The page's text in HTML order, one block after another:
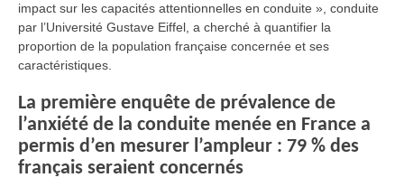
impact sur les capacités attentionnelles en conduite », conduite
par l’Université Gustave Eiffel, a cherché à quantifier la
proportion de la population française concernée et ses
caractéristiques.
La première enquête de prévalence de
l’anxiété de la conduite menée en France a
permis d’en mesurer l’ampleur : 79 % des
français seraient concernés